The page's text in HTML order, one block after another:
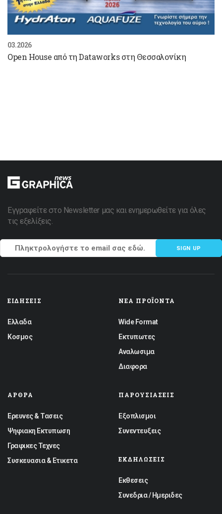
03.2026
Open House από τη Dataworks στη Θεσσαλονίκη
Εγγραφείτε στο Newsletter μας και ενημερωθείτε για όλες
τις εξελίξεις.
SIGN UP
ΕΙΔΉΣΕΙΣ
Ελλαδα
Κοσμος
ΝΈΑ ΠΡΟΪΌΝΤΑ
Wide Format
Εκτυπωτες
Αναλωσιμα
Διαφορα
ΆΡΘΡΑ
Ερευνες & Τασεις
Ψηφιακη Εκτυπωση
Γραφικες Τεχνες
Συσκευασια & Ετικετα
ΠΑΡΟΥΣΙΆΣΕΙΣ
Εξοπλισμοι
Συνεντευξεις
ΕΚΔΗΛΏΣΕΙΣ
Εκθεσεις
Συνεδρια / Ημεριδες